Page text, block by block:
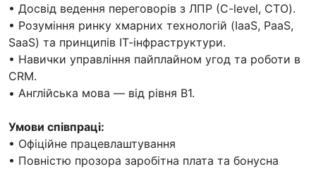
• Досвід ведення переговорів з ЛПР (C-level, CTO).
• Розуміння ринку хмарних технологій (IaaS, PaaS,
SaaS) та принципів ІТ-інфраструктури.
• Навички управління пайплайном угод та роботи в
CRM.
• Англійська мова — від рівня B1.
Умови співпраці:
• Офіційне працевлаштування
• Повністю прозора заробітна плата та бонусна